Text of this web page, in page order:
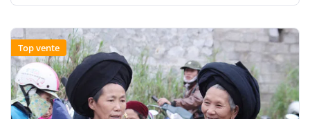
Top vente